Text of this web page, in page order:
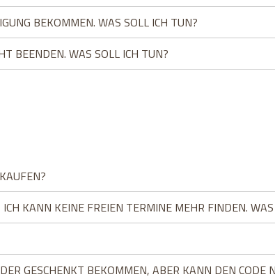
BEKOMMEN. WAS SOLL ICH TUN?
BEENDEN. WAS SOLL ICH TUN?
KANN KEINE FREIEN TERMINE MEHR FINDEN.
GESCHENKT BEKOMMEN, ABER KANN DEN CODE